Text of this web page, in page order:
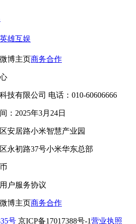
英雄互娱
微博主页商务合作
技有限公司 电话：010-60606666
：2025年3月24日
安居路小米智慧产业园
永初路37号小米华东总部
用户服务协议
微博主页商务合作
号 京ICP备17017388号-1营业执照